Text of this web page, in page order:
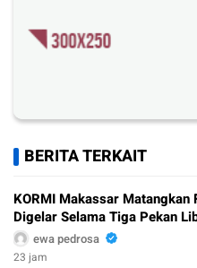
BERITA TERKAIT
KORMI Makassar Matangkan
Digelar Selama Tiga Pekan
ewa pedrosa
23 jam